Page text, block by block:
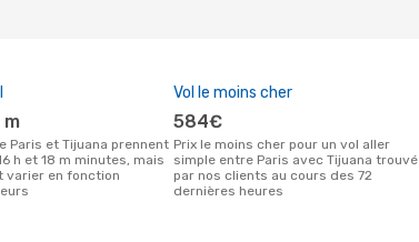
m
h et 18 m minutes, mais
varier en fonction
Vol le moins cher
584€
Prix le moins cher pour un vol aller
simple entre Paris avec Tijuana trouvé
par nos clients au cours des 72
dernières heures